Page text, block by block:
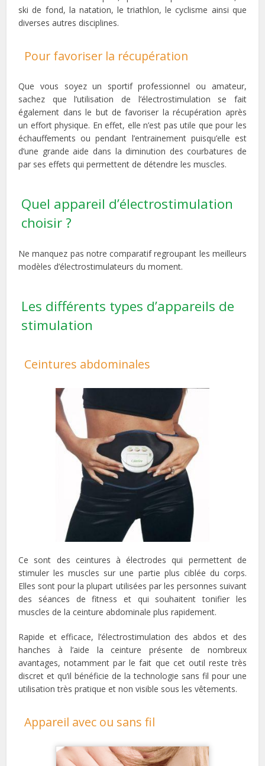
ski de fond, la natation, le triathlon, le cyclisme ainsi que
diverses autres disciplines.
Pour favoriser la récupération
Que vous soyez un sportif professionnel ou amateur,
sachez que l’utilisation de l’électrostimulation se fait
également dans le but de favoriser la récupération après
un effort physique. En effet, elle n’est pas utile que pour les
échauffements ou pendant l’entrainement puisqu’elle est
d’une grande aide dans la diminution des courbatures de
par ses effets qui permettent de détendre les muscles.
Quel appareil d’électrostimulation
choisir ?
Ne manquez pas notre comparatif regroupant les meilleurs
modèles d’électrostimulateurs du moment.
Les différents types d’appareils de
stimulation
Ceintures abdominales
Ce sont des ceintures à électrodes qui permettent de
stimuler les muscles sur une partie plus ciblée du corps.
Elles sont pour la plupart utilisées par les personnes suivant
des séances de fitness et qui souhaitent tonifier les
muscles de la ceinture abdominale plus rapidement.
Rapide et efficace, l’électrostimulation des abdos et des
hanches à l’aide la ceinture présente de nombreux
avantages, notamment par le fait que cet outil reste très
discret et qu’il bénéficie de la technologie sans fil pour une
utilisation très pratique et non visible sous les vêtements.
Appareil avec ou sans fil